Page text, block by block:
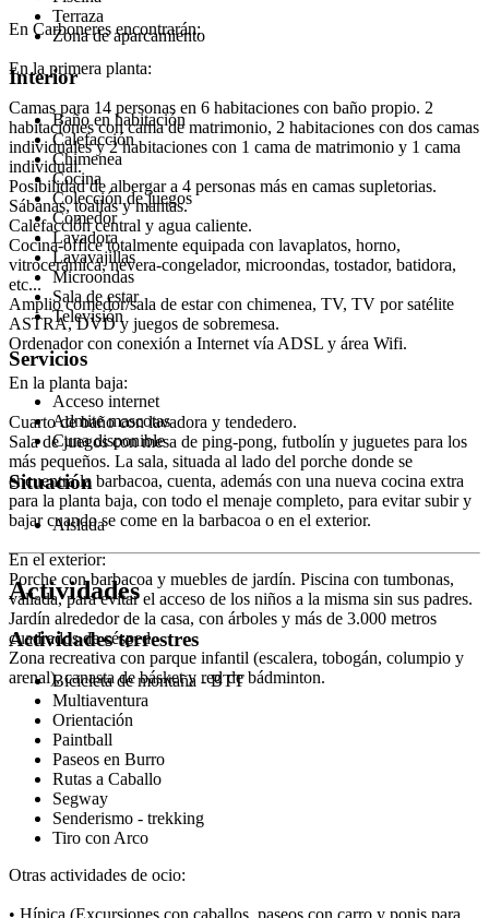
En Carboneres encontrarán:
En la primera planta:
Camas para 14 personas en 6 habitaciones con baño propio. 2
habitaciones con cama de matrimonio, 2 habitaciones con dos camas
individuales y 2 habitaciones con 1 cama de matrimonio y 1 cama
individual.
Posibilidad de albergar a 4 personas más en camas supletorias.
Sábanas, toallas y mantas.
Calefacción central y agua caliente.
Cocina-office totalmente equipada con lavaplatos, horno,
vitrocerámica, nevera-congelador, microondas, tostador, batidora,
etc...
Amplio comedor/sala de estar con chimenea, TV, TV por satélite
ASTRA, DVD y juegos de sobremesa.
Ordenador con conexión a Internet vía ADSL y área Wifi.
En la planta baja:
Cuarto de baño con lavadora y tendedero.
Sala de juegos con mesa de ping-pong, futbolín y juguetes para los
más pequeños. La sala, situada al lado del porche donde se
encuentra la barbacoa, cuenta, además con una nueva cocina extra
para la planta baja, con todo el menaje completo, para evitar subir y
bajar cuando se come en la barbacoa o en el exterior.
En el exterior:
Porche con barbacoa y muebles de jardín. Piscina con tumbonas,
vallada, para evitar el acceso de los niños a la misma sin sus padres.
Jardín alrededor de la casa, con árboles y más de 3.000 metros
cuadrados de césped.
Zona recreativa con parque infantil (escalera, tobogán, columpio y
arenal), canasta de básket y red de bádminton.
Terraza
Zona de aparcamiento
Interior
Baño en habitación
Calefacción
Chimenea
Cocina
Colección de juegos
Comedor
Lavadora
Lavavajillas
Microondas
Sala de estar
Televisión
Servicios
Acceso internet
Admite mascotas
Cuna disponible
Situación
Aislada
Actividades
Actividades terrestres
Bicicleta de montaña - BTT
Multiaventura
Orientación
Paintball
Paseos en Burro
Rutas a Caballo
Segway
Senderismo - trekking
Tiro con Arco
Otras actividades de ocio: